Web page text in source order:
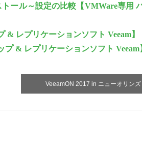
トール～設定の比較【VMWare専用
レプリケーションソフト Veeam】
& レプリケーションソフト Veeam
VeeamON 2017 in ニューオリン